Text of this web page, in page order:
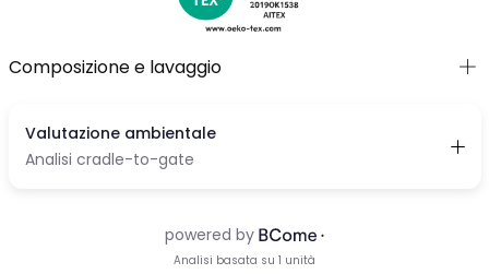
Composizione e lavaggio